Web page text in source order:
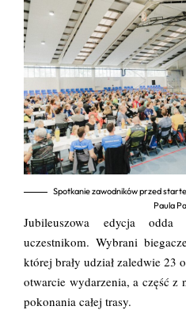
Spotkanie zawodników przed
Paula
Jubileuszowa edycja
uczestnikom. Wybrani
której brały udział zaledwie 23
otwarcie wydarzenia, a część z
pokonania całej trasy.